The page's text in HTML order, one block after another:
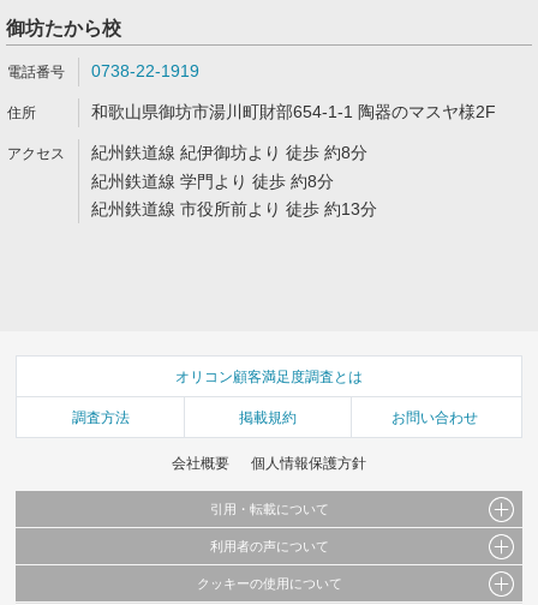
御坊たから校
0738-22-1919
和歌山県御坊市湯川町財部654-1-1 陶器のマスヤ様2F
紀州鉄道線 紀伊御坊より 徒歩 約8分
紀州鉄道線 学門より 徒歩 約8分
紀州鉄道線 市役所前より 徒歩 約13分
オリコン顧客満足度調査とは
調査方法 掲載規約 お問い合わせ
会社概要 個人情報保護方針
引用・転載について
当サイトで公開されている情報（文字、写真、イラスト、画像データ等）及びこれらの配
これらの情報を権利者の許可なく無断転載・複製などの二次利用を行うことは固く禁じて
利用者の声について
当サイトに掲載している内容はすべてサービスの利用者が提出された見解・感想です。
クッキーの使用について